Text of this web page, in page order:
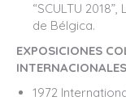
“SCULTU
de Bélgica.
EXPOSICIONES
INTERNACIONALES
1972